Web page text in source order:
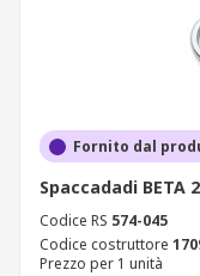
Fornito dal
Spaccadadi BETA
Codice RS 574-045
Codice costruttore
Prezzo per 1 unità